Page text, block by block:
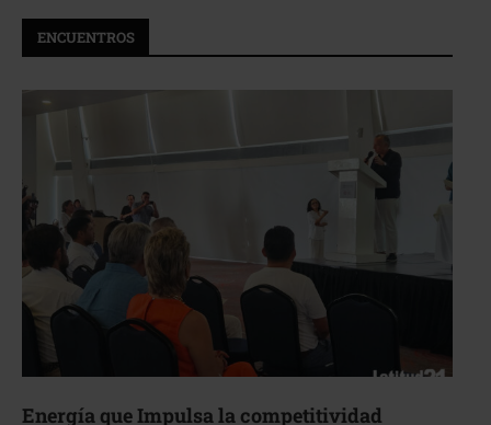
ENCUENTROS
Energía que Impulsa la competitividad